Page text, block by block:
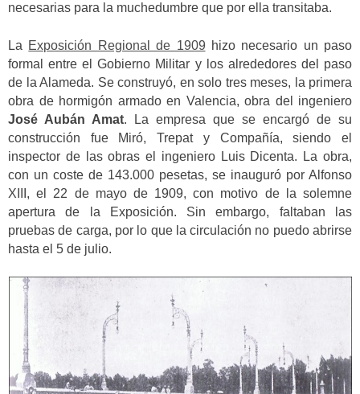
necesarias para la muchedumbre que por ella transitaba.
La Exposición Regional de 1909 hizo necesario un paso
formal entre el Gobierno Militar y los alrededores del paso
de la Alameda. Se construyó, en solo tres meses, la primera
obra de hormigón armado en Valencia, obra del ingeniero
José Aubán Amat. La empresa que se encargó de su
construcción fue Miró, Trepat y Compañía, siendo el
inspector de las obras el ingeniero Luis Dicenta. La obra,
con un coste de 143.000 pesetas, se inauguró por Alfonso
XIII, el 22 de mayo de 1909, con motivo de la solemne
apertura de la Exposición. Sin embargo, faltaban las
pruebas de carga, por lo que la circulación no puedo abrirse
hasta el 5 de julio.